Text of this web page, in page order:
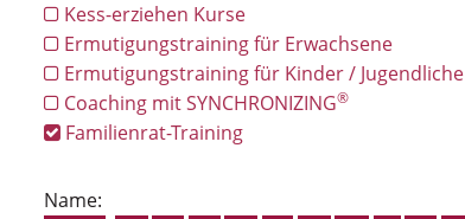
Kess-erziehen Kurse
Ermutigungstraining für Erwachsene
Ermutigungstraining für Kinder / Jugendliche
Coaching mit SYNCHRONIZING®
Familienrat-Training
Name: